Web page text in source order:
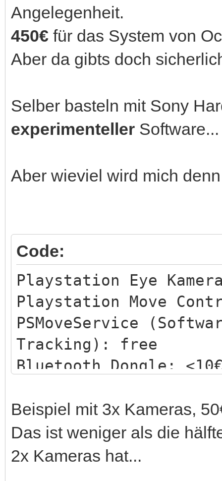
Angelegenheit.
450€ für das System von
Aber da gibts doch
Selber basteln mit Sony
experimenteller Software...
Aber wieviel wird mich
Code:
Playstation Eye
Playstation Move
PSMoveService
Tracking): free
Bluetooth Dongle:
Smartphone: Do you
Riftcat VRidge: 15€
langes USB
Beispiel mit 3x Kameras,
Das ist weniger als die
2x Kameras hat...